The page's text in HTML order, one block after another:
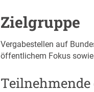
Zielgruppe
Vergabestellen auf
öffentlichem Fokus sowie